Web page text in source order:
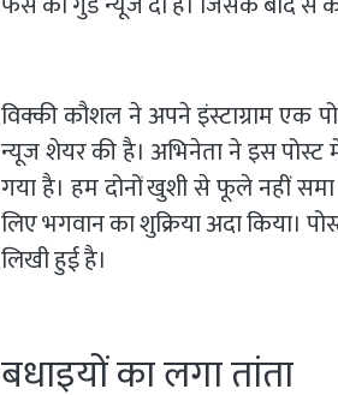
विक्की कौशल ने अपने इंस्टाग्राम एक
न्यूज शेयर की है। अभिनेता ने इस
गया है। हम दोनों खुशी से फूले नहीं
लिए भगवान का शुक्रिया अदा किया।
लिखी हुई है।
बधाइयों का लगा तांता